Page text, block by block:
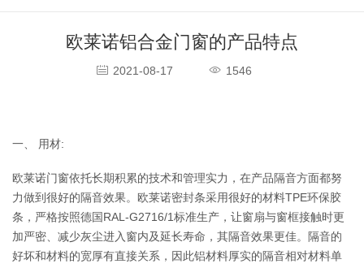
欧莱诺铝合金门窗的产品特点
2021-08-17 1546
一、 用材:
欧莱诺门窗依托长期积累的技术和管理实力，在产品隔音方面都努
力做到很好的隔音效果。欧莱诺密封条采用很好的材料TPE环保胶
条，严格按照德国RAL-G2716/1标准生产，让窗扇与窗框接触时更
加严密、减少灰尘进入窗内及延长寿命，其隔音效果更佳。隔音的
好坏和材料的宽厚有直接关系，因此铝材料厚实的隔音相对材料单